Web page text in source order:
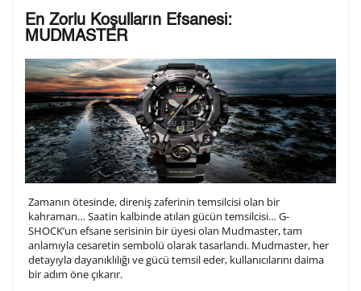
10/ 10
2. Satır
10/ 10
3. Satır
10 / 10
Lütfen font seçiniz
Ön İzleme Kişiselleştir Vazgeç
En Zorlu Koşulların Efsanesi:
MUDMASTER
Zamanın ötesinde, direniş zaferinin temsilcisi olan bir
kahraman… Saatin kalbinde atılan gücün temsilcisi… G-
SHOCK’un efsane serisinin bir üyesi olan Mudmaster, tam
anlamıyla cesaretin sembolü olarak tasarlandı. Mudmaster, her
detayıyla dayanıklılığı ve gücü temsil eder, kullanıcılarını daima
bir adım öne çıkarır.